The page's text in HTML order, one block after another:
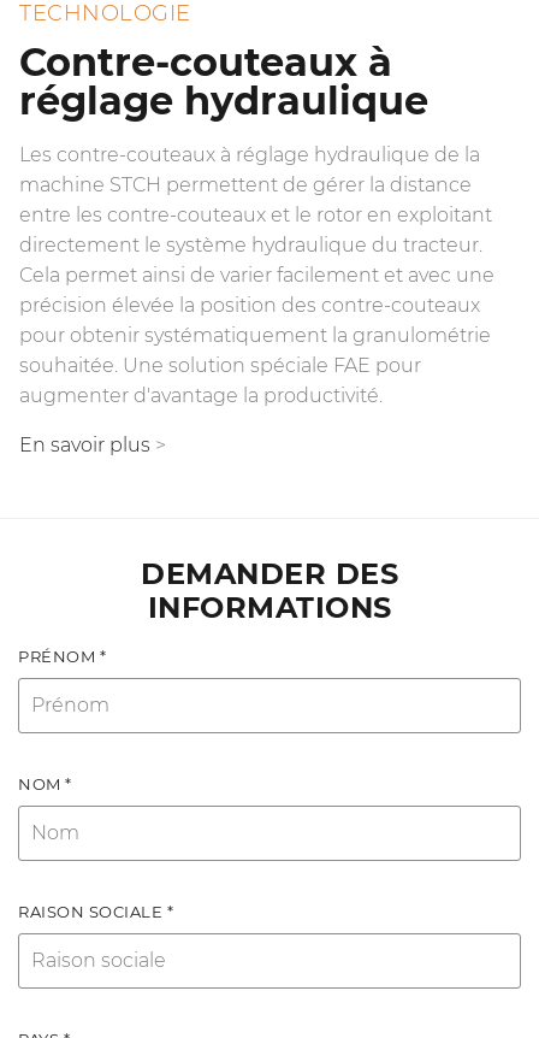
TECHNOLOGIE
Contre-couteaux à
réglage hydraulique
Les contre-couteaux à réglage hydraulique de la
machine STCH permettent de gérer la distance
entre les contre-couteaux et le rotor en exploitant
directement le système hydraulique du tracteur.
Cela permet ainsi de varier facilement et avec une
précision élevée la position des contre-couteaux
pour obtenir systématiquement la granulométrie
souhaitée. Une solution spéciale FAE pour
augmenter d'avantage la productivité.
En savoir plus >
DEMANDER DES
INFORMATIONS
PRÉNOM *
NOM *
RAISON SOCIALE *